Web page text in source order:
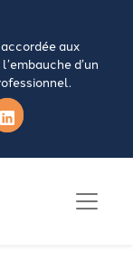
aux
d’un